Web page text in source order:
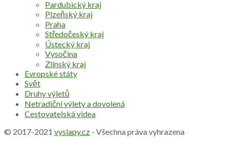
Pardubický kraj
Plzeňský kraj
Praha
Středočeský kraj
Ústecký kraj
Vysočina
Zlínský kraj
Evropské státy
Svět
Druhy výletů
Netradiční výlety a dovolená
Cestovatelská videa
© 2017-2021 vyslapy.cz - Všechna práva vyhrazena